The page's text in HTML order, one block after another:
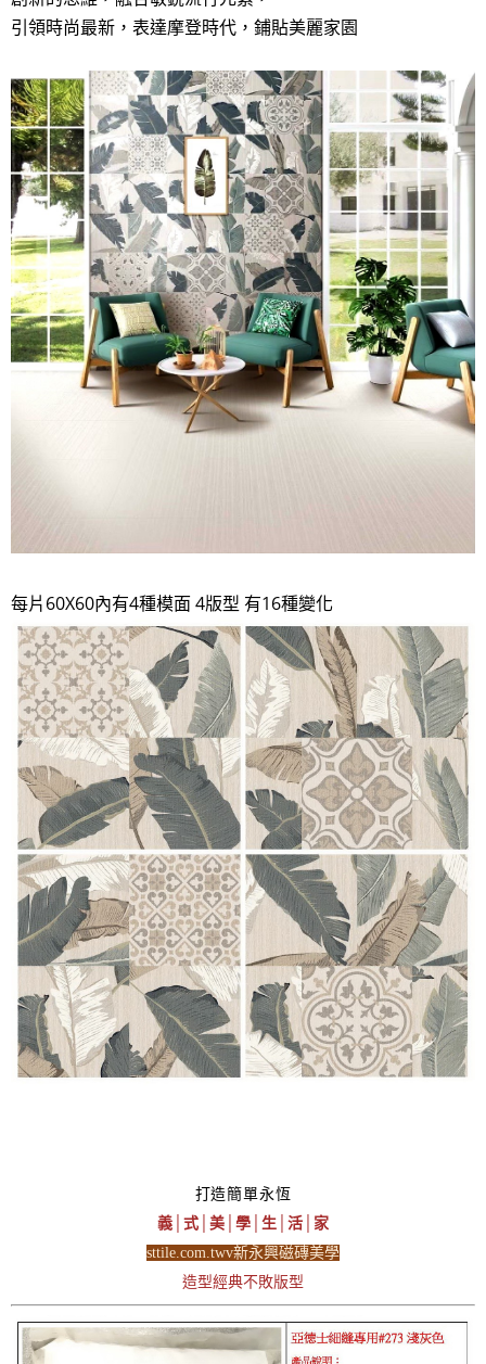
引領時尚最新，表達摩登時代，鋪貼美麗家園
每片​60X60內有4種模面 4版型 有16種變化
打造簡單永恆
義│式│美│學│生│活│家
sttile.com.twv新永興磁磚美學
造型經典不敗版型